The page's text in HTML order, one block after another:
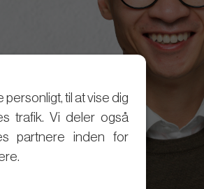
til at vise dig
trafik. Vi deler også
partnere inden for